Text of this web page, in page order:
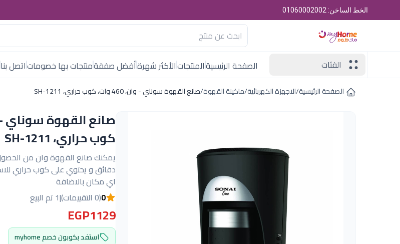
الخط الساخن: 01060002002
الفئات
الصفحة الرئيسيةالمنتجاتالأكثر شهرةأفضل صفقةمنتجات بها خصوماتاتصل بنا
الصفحة الرئيسية/الاجهزة الكهربائية/ماكينة القهوة/صانع القهوة سوناي - وان، 460 وات، كوب حراري، SH-1211
كوب حراري، SH-1211
دقائق و يحتوي على كوب حراري
اي مكان بالاضافة
0(0 التقييمات) |1 تم البيع
EGP1129
استفد بكوبون خصم myhome